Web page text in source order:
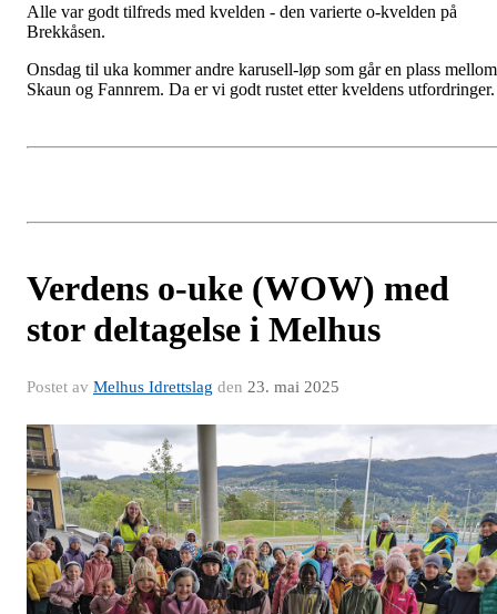
Alle var godt tilfreds med kvelden - den varierte o-kvelden på
Brekkåsen.
Onsdag til uka kommer andre karusell-løp som går en plass mellom
Skaun og Fannrem. Da er vi godt rustet etter kveldens
Verdens o-uke (WOW) med
stor deltagelse i Melhus
Postet av Melhus Idrettslag den 23. mai 2025